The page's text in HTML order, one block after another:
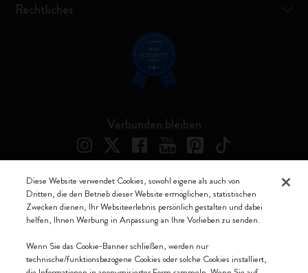
Rechtliches
Verbunden bleiben
Moleskine ® ist ein eingetragenes Warenzeichen von Moleskine Srl a
socio unico
Italia - P. IVA / CCIAA n. 07234480965 - REA MI 1945400 - Cap.
Soc. €2.181.513,42
Diese Website verwendet Cookies, sowohl eigene als auch von
Dritten, die den Betrieb dieser Website ermöglichen, statistischen
Zwecken dienen, Ihr Websiteerlebnis persönlich gestalten und dabei
helfen, Ihnen Werbung in Anpassung an Ihre Vorlieben zu senden.
Wenn Sie das Cookie-Banner schließen, werden nur
technische/funktionsbezogene Cookies oder solche Cookies installiert,